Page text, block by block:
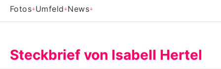
Impressum
Nutzungsbedingungen
Fotos Umfeld News
Steckbrief von Isabell Hertel